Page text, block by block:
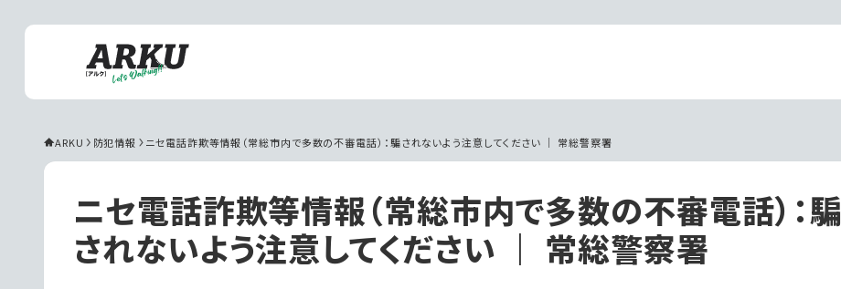
ARKU 防犯情報 ニセ電話詐欺等情報（常総市内で多数の不審電話）：騙されないよう注意してください ｜ 常総警察署
ニセ電話詐欺等情報（常総市内で多数の不審電話）：騙
されないよう注意してください ｜ 常総警察署